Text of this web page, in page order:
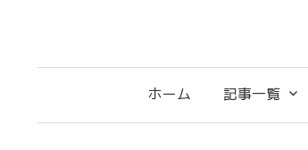
ホーム 記事一覧